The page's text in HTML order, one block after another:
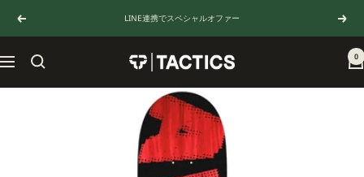
テ
ン
ツ
へ
戻
る
LINE連携でスペシャルオファー
次
へ
ナ
TACTICS
JAPAN
0